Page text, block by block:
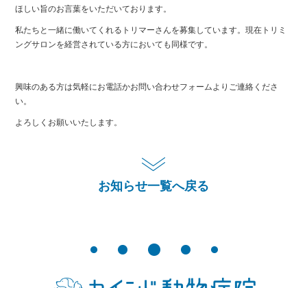
ほしい旨のお言葉をいただいております。
私たちと一緒に働いてくれるトリマーさんを募集しています。現在トリミ
ングサロンを経営されている方においても同様です。
興味のある方は気軽にお電話かお問い合わせフォームよりご連絡くださ
い。
よろしくお願いいたします。
お知らせ一覧へ戻る